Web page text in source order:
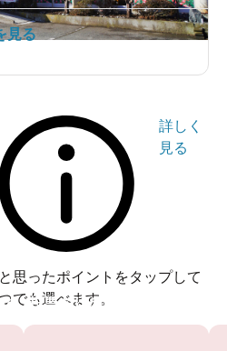
見る
詳しく
見る
思ったポイントをタップして
でも選べます。
投票ありがとうございます